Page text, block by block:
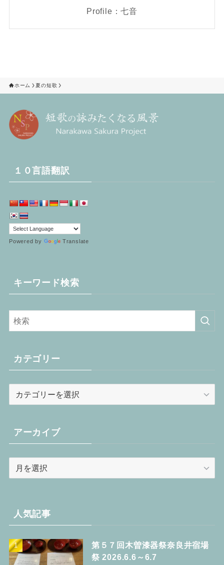
Profile：七音
ホーム 夏の短歌
１０言語翻訳
Powered by Translate
キーワード検索
カテゴリー
リ
ー
アーカイブ
ブ人気記事
第５７回木曽漆器祭奈良井宿場
祭 2026.6.6～6.7